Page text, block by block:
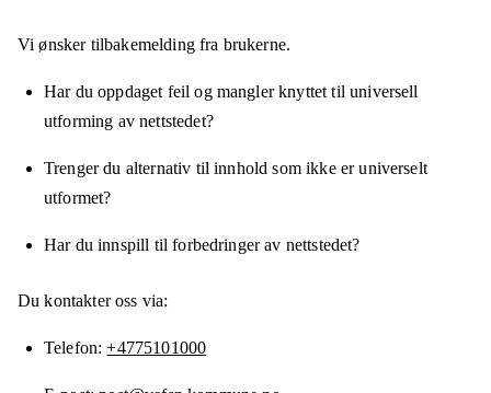
Vi ønsker tilbakemelding fra brukerne.
Har du oppdaget feil og mangler knyttet til universell
utforming av nettstedet?
Trenger du alternativ til innhold som ikke er universelt
utformet?
Har du innspill til forbedringer av nettstedet?
Du kontakter oss via:
Telefon +4775101000